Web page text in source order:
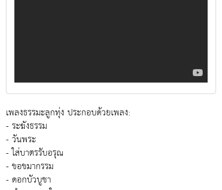
เพลงธรรมะลูกทุ่ง ประกอบด้วยเพลง:
- ระฆังธรรม
- วันพระ
- ใส่บาตรรับอรุณ
- ขอขมากรรม
- ดอกบัวบูชา